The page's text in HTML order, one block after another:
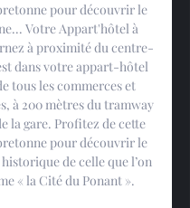
pour découvrir le
Votre Appart'hôtel à
à proximité du centre-
dans votre appart-hôtel
tous les commerces et
à 200 mètres du tramway
la gare. Profitez de cette
pour découvrir le
de celle que l’on
« la Cité du Ponant ».